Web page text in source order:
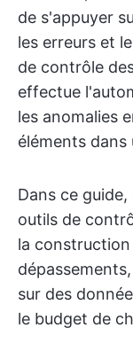
de s'appuyer
les erreurs et
de contrôle
effectue
les anomalies
éléments dans
Dans ce
outils de
la
sur des
le budget de